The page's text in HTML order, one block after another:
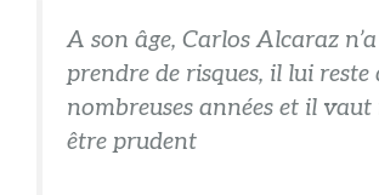
A son âge, Carlos Alcaraz
prendre de risques, il lui reste
nombreuses années et il
être prudent